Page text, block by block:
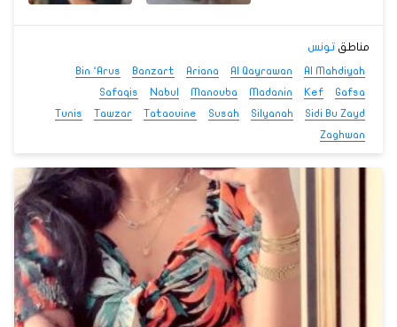
مناطق تونس
Al Mahdiyah
Al Qayrawan
Ariana
Banzart
Bin ‘Arus
Gafsa
Kef
Madanin
Manouba
Nabul
Safaqis
Sidi Bu Zayd
Silyanah
Susah
Tataouine
Tawzar
Tunis
Zaghwan